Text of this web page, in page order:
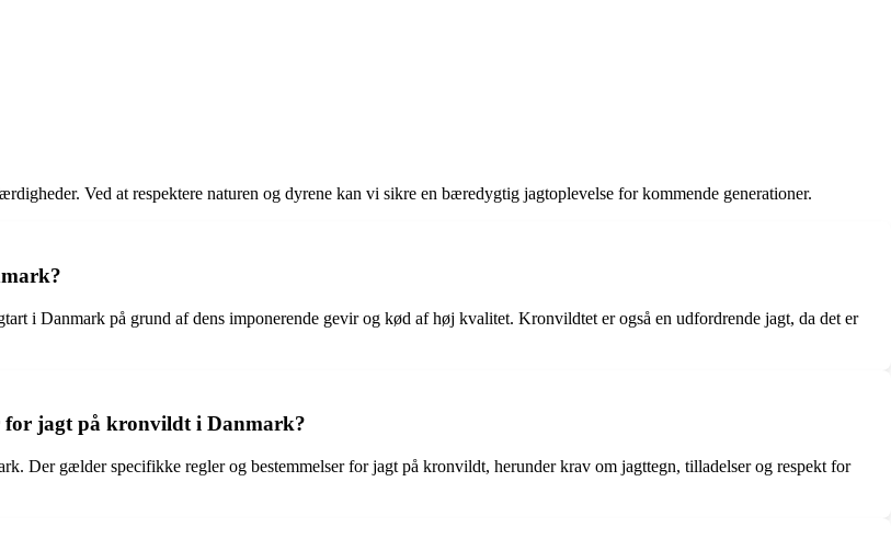
Ved at respektere naturen og dyrene kan vi sikre en bæredygtig jagtoplevelse for kommende generationer.
i Danmark på grund af dens imponerende gevir og kød af høj kvalitet. Kronvildtet er også en udfordrende jagt, da det er
jagt på kronvildt i Danmark?
Der gælder specifikke regler og bestemmelser for jagt på kronvildt, herunder krav om jagttegn, tilladelser og respekt for